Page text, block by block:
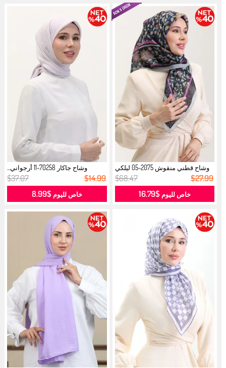
وشاح قطني منقوش 2075-05 ليلكي
ساكس...
$68.47 $27.99
خاص لليوم$16.79
وشاح جاكار 70258-11 أرجواني...
$37.07 $14.99
خاص لليوم$8.99